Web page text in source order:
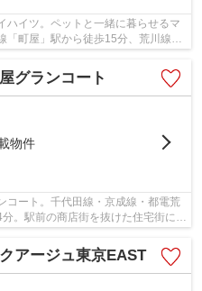
ハイツ。ペットと一緒に暮らせるマ
「町屋」駅から徒歩15分、荒川線
グランコート
物件
コート。千代田線・京成線・都電荒
。駅前の商店街を抜けた住宅街に位
辺は買い物...
アージュ東京EAST